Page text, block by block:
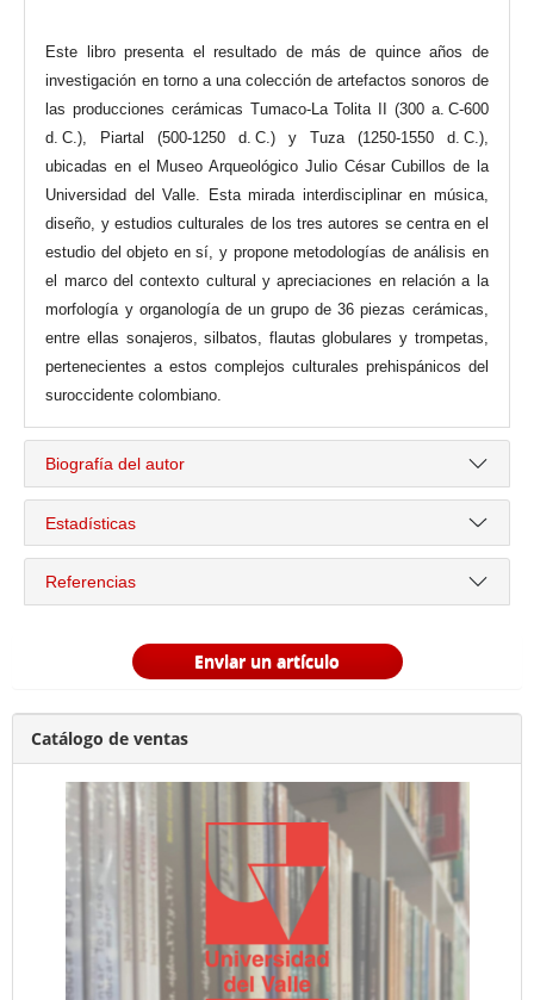
Este libro presenta el resultado de más de quince años de
investigación en torno a una colección de artefactos sonoros de
las producciones cerámicas Tumaco-La Tolita II (300 a. C-600
d. C.), Piartal (500-1250 d. C.) y Tuza (1250-1550 d. C.),
ubicadas en el Museo Arqueológico Julio César Cubillos de la
Universidad del Valle. Esta mirada interdisciplinar en música,
diseño, y estudios culturales de los tres autores se centra en el
estudio del objeto en sí, y propone metodologías de análisis en
el marco del contexto cultural y apreciaciones en relación a la
morfología y organología de un grupo de 36 piezas cerámicas,
entre ellas sonajeros, silbatos, flautas globulares y trompetas,
pertenecientes a estos complejos culturales prehispánicos del
suroccidente colombiano.
Biografía del autor
Estadísticas
Referencias
Enviar un artículo
Catálogo de ventas